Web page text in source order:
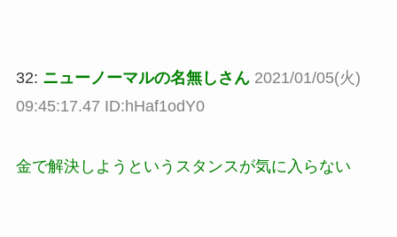
32: ニューノーマルの名無しさん 2021/01/05(火)
09:45:17.47 ID:hHaf1odY0
金で解決しようというスタンスが気に入らない